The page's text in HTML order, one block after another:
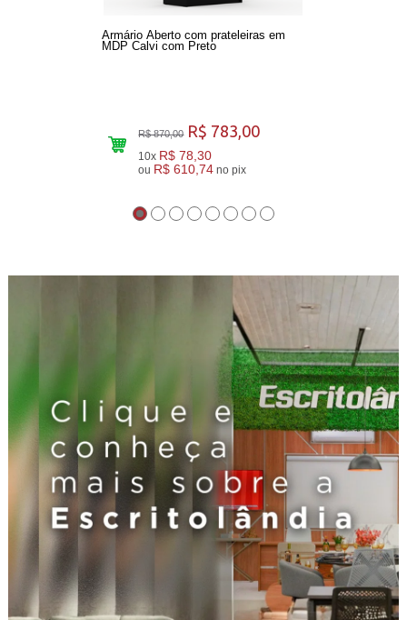
Armário Aberto com prateleiras em
MDP Calvi com Preto
R$ 870,00 R$ 783,00
10x R$ 78,30
ou R$ 610,74 no pix